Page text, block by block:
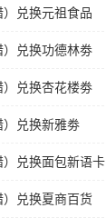
兑换元祖食品
兑换功德林劵
兑换杏花楼劵
）兑换新雅劵
兑换面包新语卡
兑换夏商百货